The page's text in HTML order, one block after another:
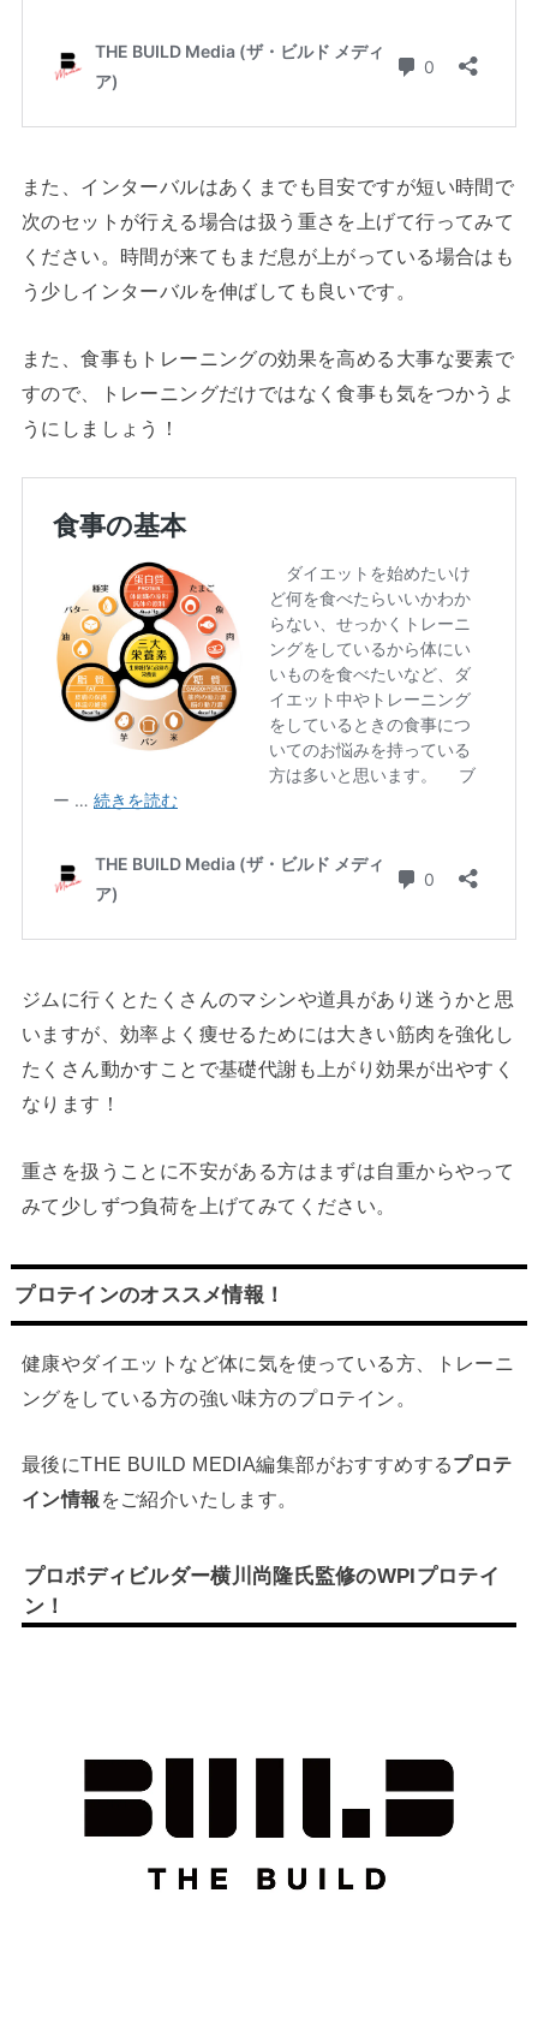
また、インターバルはあくまでも目安ですが短い時間で
次のセットが行える場合は扱う重さを上げて行ってみて
ください。時間が来てもまだ息が上がっている場合はも
う少しインターバルを伸ばしても良いです。
また、食事もトレーニングの効果を高める大事な要素で
すので、トレーニングだけではなく食事も気をつかうよ
うにしましょう！
ジムに行くとたくさんのマシンや道具があり迷うかと思
いますが、効率よく痩せるためには大きい筋肉を強化し
たくさん動かすことで基礎代謝も上がり効果が出やすく
なります！
重さを扱うことに不安がある方はまずは自重からやって
みて少しずつ負荷を上げてみてください。
プロテインのオススメ情報！
健康やダイエットなど体に気を使っている方、トレーニ
ングをしている方の強い味方のプロテイン。
最後にTHE BUILD MEDIA編集部がおすすめするプロテ
イン情報 をご紹介いたします。
プロボディビルダー横川尚隆氏監修のWPIプロテイ
ン！